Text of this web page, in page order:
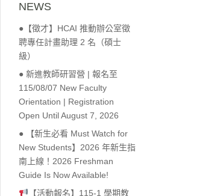
NEWS
●【徵才】HCAI 推動辦公室徵
聘專任計畫助理 2 名（碩士
級）
● 新進教師研習營 | 報名至
115/08/07 New Faculty
Orientation | Registration
Open Until August 7, 2026
● 【新生必看 Must Watch for
New Students】2026 年新生指
南上線！2026 Freshman
Guide Is Now Available!
【活動報名】115-1 學期教